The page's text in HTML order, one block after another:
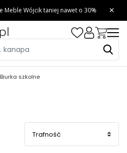
Biurka szkolne